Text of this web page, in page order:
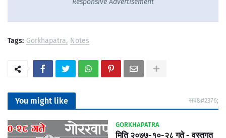
Tags: Gorkhapatra Notes
You might like सब&#2376;
GORKHAPATRA
मिति २०७७-१०-२८ गते - वस्तुगत